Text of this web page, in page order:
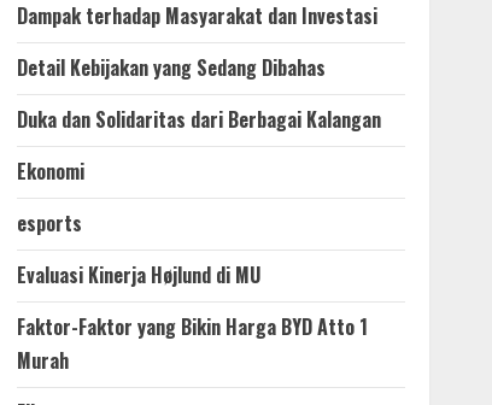
Dampak terhadap Masyarakat dan Investasi
Detail Kebijakan yang Sedang Dibahas
Duka dan Solidaritas dari Berbagai Kalangan
Ekonomi
esports
Evaluasi Kinerja Højlund di MU
Faktor-Faktor yang Bikin Harga BYD Atto 1
Murah